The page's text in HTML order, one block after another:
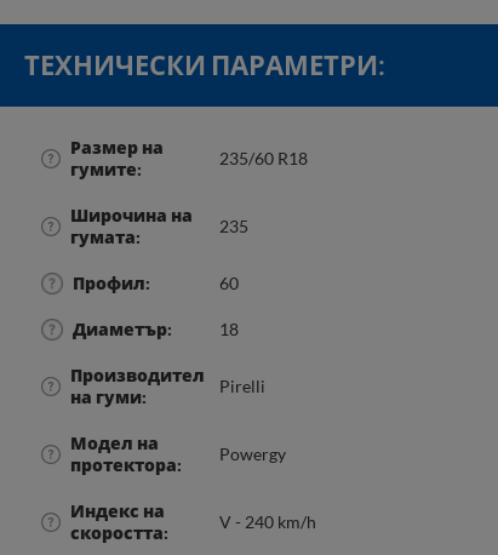
ТЕХНИЧЕСКИ ПАРАМЕТРИ:
Размер на
гумите
235/60 R18
Широчина на
гумата
235
Профил 60
Диаметър 18
Производител
на гуми
Pirelli
Модел на
протектора
Powergy
Индекс на
скоростта
V - 240 km/h